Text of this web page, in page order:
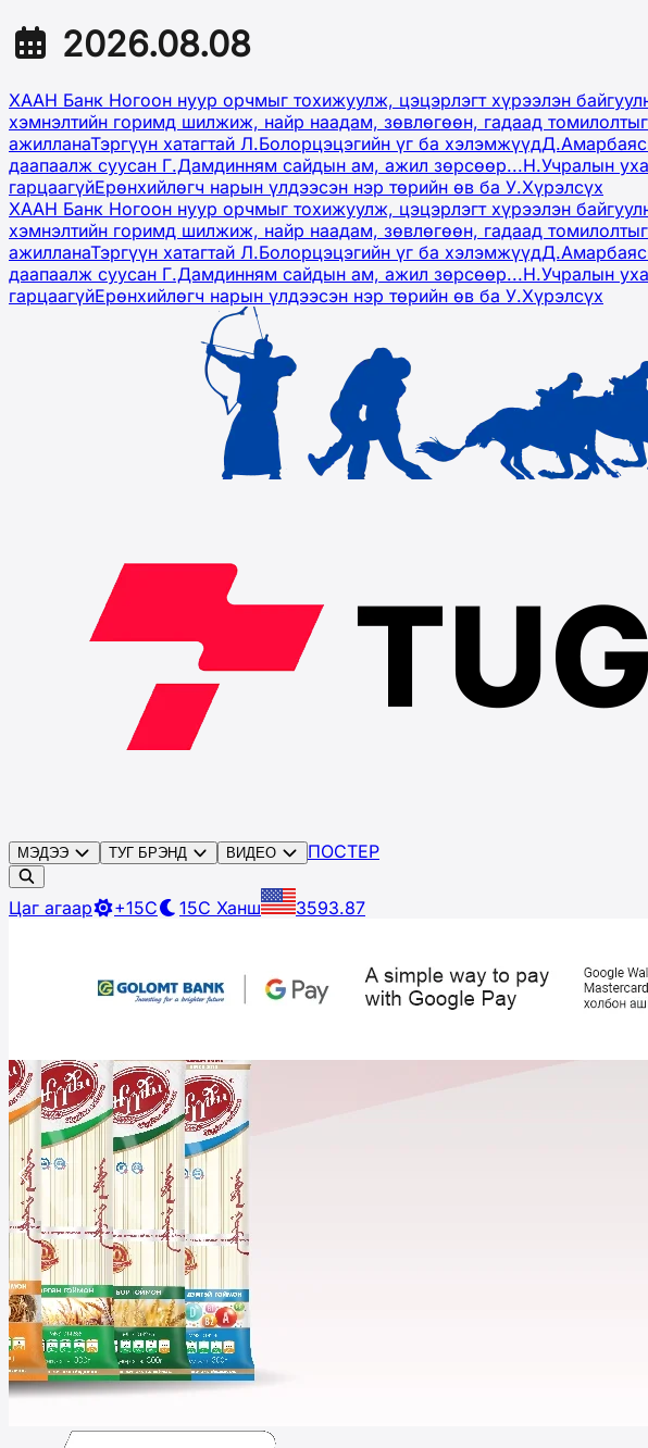
2026.08.08
ХААН Банк Ногоон нуур орчмыг тохижуулж, цэцэрлэгт хүрээлэн
хэмнэлтийн горимд шилжиж, найр наадам, зөвлөгөөн, гадаад
ажилланаТэргүүн хатагтай Л.Болорцэцэгийн үг ба хэлэмжүүд
даапаалж суусан Г.Дамдинням сайдын ам, ажил зөрсөөр...Н.Учралын
гарцаагүйЕрөнхийлөгч нарын үлдээсэн нэр төрийн өв ба У.Хүрэлсүх
ХААН Банк Ногоон нуур орчмыг тохижуулж, цэцэрлэгт хүрээлэн
хэмнэлтийн горимд шилжиж, найр наадам, зөвлөгөөн, гадаад
ажилланаТэргүүн хатагтай Л.Болорцэцэгийн үг ба хэлэмжүүд
даапаалж суусан Г.Дамдинням сайдын ам, ажил зөрсөөр...Н.Учралын
гарцаагүйЕрөнхийлөгч нарын үлдээсэн нэр төрийн өв ба У.Хүрэлсүх
МЭДЭЭ ТУГ БРЭНД ВИДЕО ПОСТЕР
Цаг агаар +15C 15C Ханш 3593.87